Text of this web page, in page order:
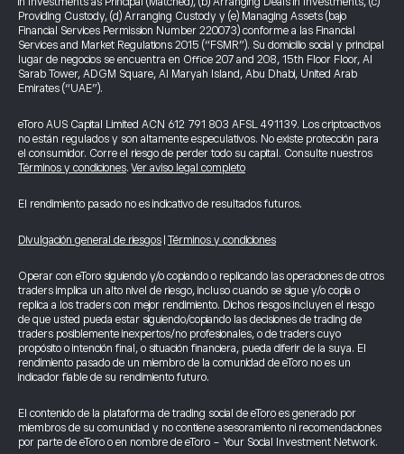
Providing Custody, (d) Arranging Custody y (e) Managing Assets (bajo
Financial Services Permission Number 220073) conforme a las Financial
Services and Market Regulations 2015 (“FSMR”). Su domicilio social y principal
lugar de negocios se encuentra en Office 207 and 208, 15th Floor Floor, Al
Sarab Tower, ADGM Square, Al Maryah Island, Abu Dhabi, United Arab
Emirates (“UAE”).
eToro AUS Capital Limited ACN 612 791 803 AFSL 491139. Los criptoactivos
no están regulados y son altamente especulativos. No existe protección para
el consumidor. Corre el riesgo de perder todo su capital. Consulte nuestros
Términos y condiciones.Ver aviso legal completo
El rendimiento pasado no es indicativo de resultados futuros.
Divulgación general de riesgos Términos y condiciones
Operar con eToro siguiendo y/o copiando o replicando las operaciones de otros
traders implica un alto nivel de riesgo, incluso cuando se sigue y/o copia o
replica a los traders con mejor rendimiento. Dichos riesgos incluyen el riesgo
de que usted pueda estar siguiendo/copiando las decisiones de trading de
traders posiblemente inexpertos/no profesionales, o de traders cuyo
propósito o intención final, o situación financiera, pueda diferir de la suya. El
rendimiento pasado de un miembro de la comunidad de eToro no es un
indicador fiable de su rendimiento futuro.
El contenido de la plataforma de trading social de eToro es generado por
miembros de su comunidad y no contiene asesoramiento ni recomendaciones
por parte de eToro o en nombre de eToro - Your Social Investment Network.